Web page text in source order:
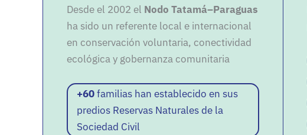
Desde el 2002 el Nodo Tatamá–Paraguas
ha sido un referente local e internacional
en conservación voluntaria, conectividad
ecológica y gobernanza comunitaria
+60familias han establecido en sus
predios Reservas Naturales de la
Sociedad Civil